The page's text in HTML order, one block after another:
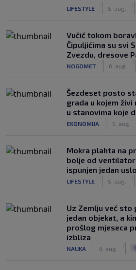
LIFESTYLE 5. aug.
Vučić tokom
Čipuljićima su svi
Zvezdu, dresove
NOGOMET 6. aug.
Šezdeset posto
grada u kojem živi
u stanovima koje
EKONOMIJA 5. aug.
Mokra plahta na
bolje od
ispunjen jedan
LIFESTYLE 5. aug.
Uz Zemlju već sto
jedan objekat, a
prošlog mjeseca
izbliza
NAUKA 6. aug.